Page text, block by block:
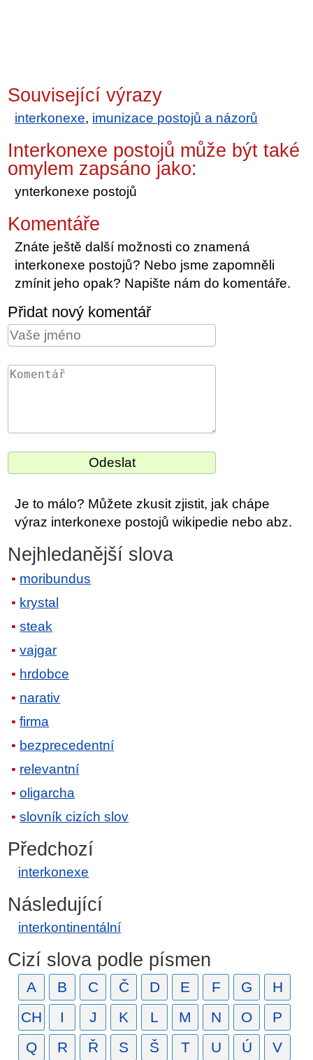
Související výrazy
interkonexe, imunizace postojů a názorů
Interkonexe postojů může být také
omylem zapsáno jako:
ynterkonexe postojů
Komentáře
Znáte ještě další možnosti co znamená
interkonexe postojů? Nebo jsme zapomněli
zmínit jeho opak? Napište nám do komentáře.
Přidat nový komentář
Je to málo? Můžete zkusit zjistit, jak chápe
výraz interkonexe postojů wikipedie nebo abz.
Nejhledanější slova
moribundus
krystal
steak
vajgar
hrdobce
narativ
firma
bezprecedentní
relevantní
oligarcha
slovník cizích slov
Předchozí
interkonexe
Následující
interkontinentální
Cizí slova podle písmen
A B C Č D E F G
H
CH
I J K L M N O
P
Q
R Ř S Š T U Ú V